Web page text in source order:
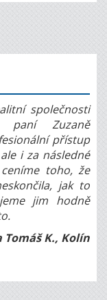
společnosti
paní Zuzaně
přístup
i za následné
toho, že
jak to
jim hodně
Tomáš K., Kolín